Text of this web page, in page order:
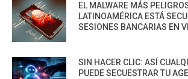
EL MALWARE MÁS
LATINOAMÉRICA ESTÁ
SESIONES BANCARIAS EN
SIN HACER CLIC: ASÍ
PUEDE SECUESTRAR TU